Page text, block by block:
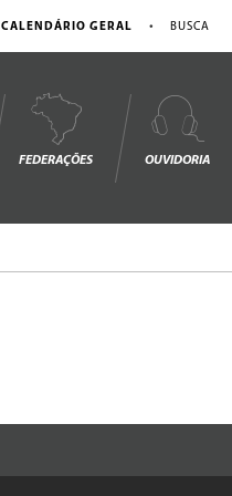
CALENDÁRIO GERAL • BUSCA
FEDERAÇÕES OUVIDORIA